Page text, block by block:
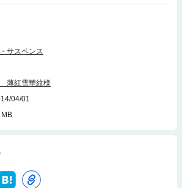
れぬ思いが、二人の周囲に不可思議な現象を巻
ちた、大正怪異事件帖。
サスペンス
薄紅雪華紋様
04/01